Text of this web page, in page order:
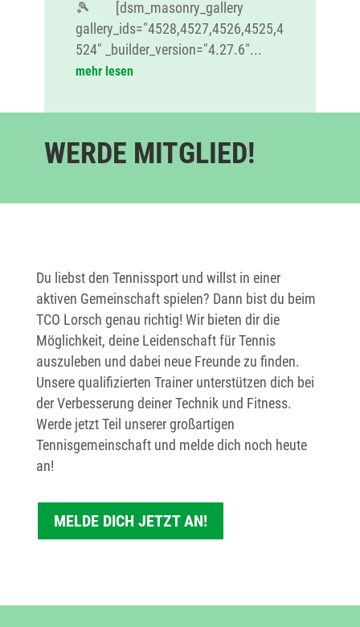
🎾 [dsm_masonry_gallery
gallery_ids="4528,4527,4526,4525,4
524" _builder_version="4.27.6"...
mehr lesen
WERDE MITGLIED!
Du liebst den Tennissport und willst in einer
aktiven Gemeinschaft spielen? Dann bist du beim
TCO Lorsch genau richtig! Wir bieten dir die
Möglichkeit, deine Leidenschaft für Tennis
auszuleben und dabei neue Freunde zu finden.
Unsere qualifizierten Trainer unterstützen dich bei
der Verbesserung deiner Technik und Fitness.
Werde jetzt Teil unserer großartigen
Tennisgemeinschaft und melde dich noch heute
an!
MELDE DICH JETZT AN!